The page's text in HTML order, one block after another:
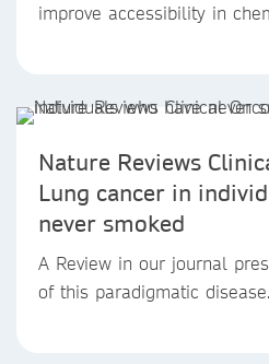
improve accessibility in
Nature Reviews
Lung cancer in
never smoked
A Review in our journal
of this paradigmatic disease.